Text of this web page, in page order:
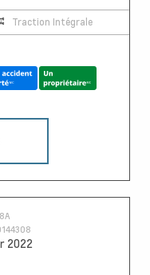
Traction Intégrale
2022